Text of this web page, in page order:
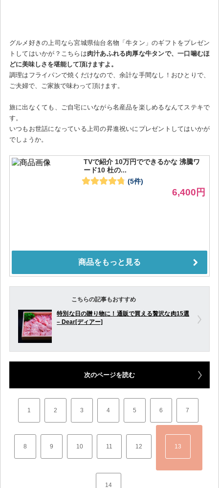
グルメ好きの上司なら宮城県仙台名物「牛タン」のギフトをプレゼン
トしてはいかが？こちらは肉汁あふれる肉厚な牛タンで、一口噛むほ
どに美味しさを堪能して頂けますよ。
調理はフライパンで焼くだけなので、余計な手間なし！おひとりで、
ご夫婦で、ご家族で味わって頂けます。
旅に出なくても、ご自宅にいながら名産品を楽しめるなんてステキで
す。
いつもお世話になっている上司の昇進祝いにプレゼントしてはいかが
でしょうか。
こちらの記事もおすすめ
特別な日の贈り物に！通販で買える贅沢な肉15選
– Dear[ディアー]
次のページを読む
1 2 3 4 5 6 7
8 9 10 11 12 13
14